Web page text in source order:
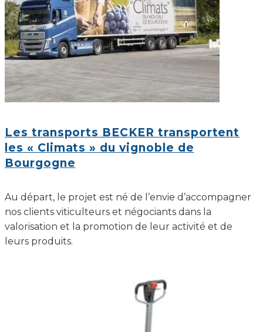
Les transports BECKER transportent
les « Climats » du vignoble de
Bourgogne
Au départ, le projet est né de l’envie d’accompagner
nos clients viticulteurs et négociants dans la
valorisation et la promotion de leur activité et de
leurs produits.